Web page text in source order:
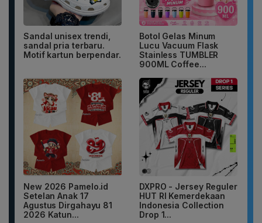
Sandal unisex trendi,
sandal pria terbaru.
Motif kartun berpendar.
Botol Gelas Minum
Lucu Vacuum Flask
Stainless TUMBLER
900ML Coffee...
New 2026 Pamelo.id
Setelan Anak 17
Agustus Dirgahayu 81
2026 Katun...
DXPRO - Jersey Reguler
HUT RI Kemerdekaan
Indonesia Collection
Drop 1...